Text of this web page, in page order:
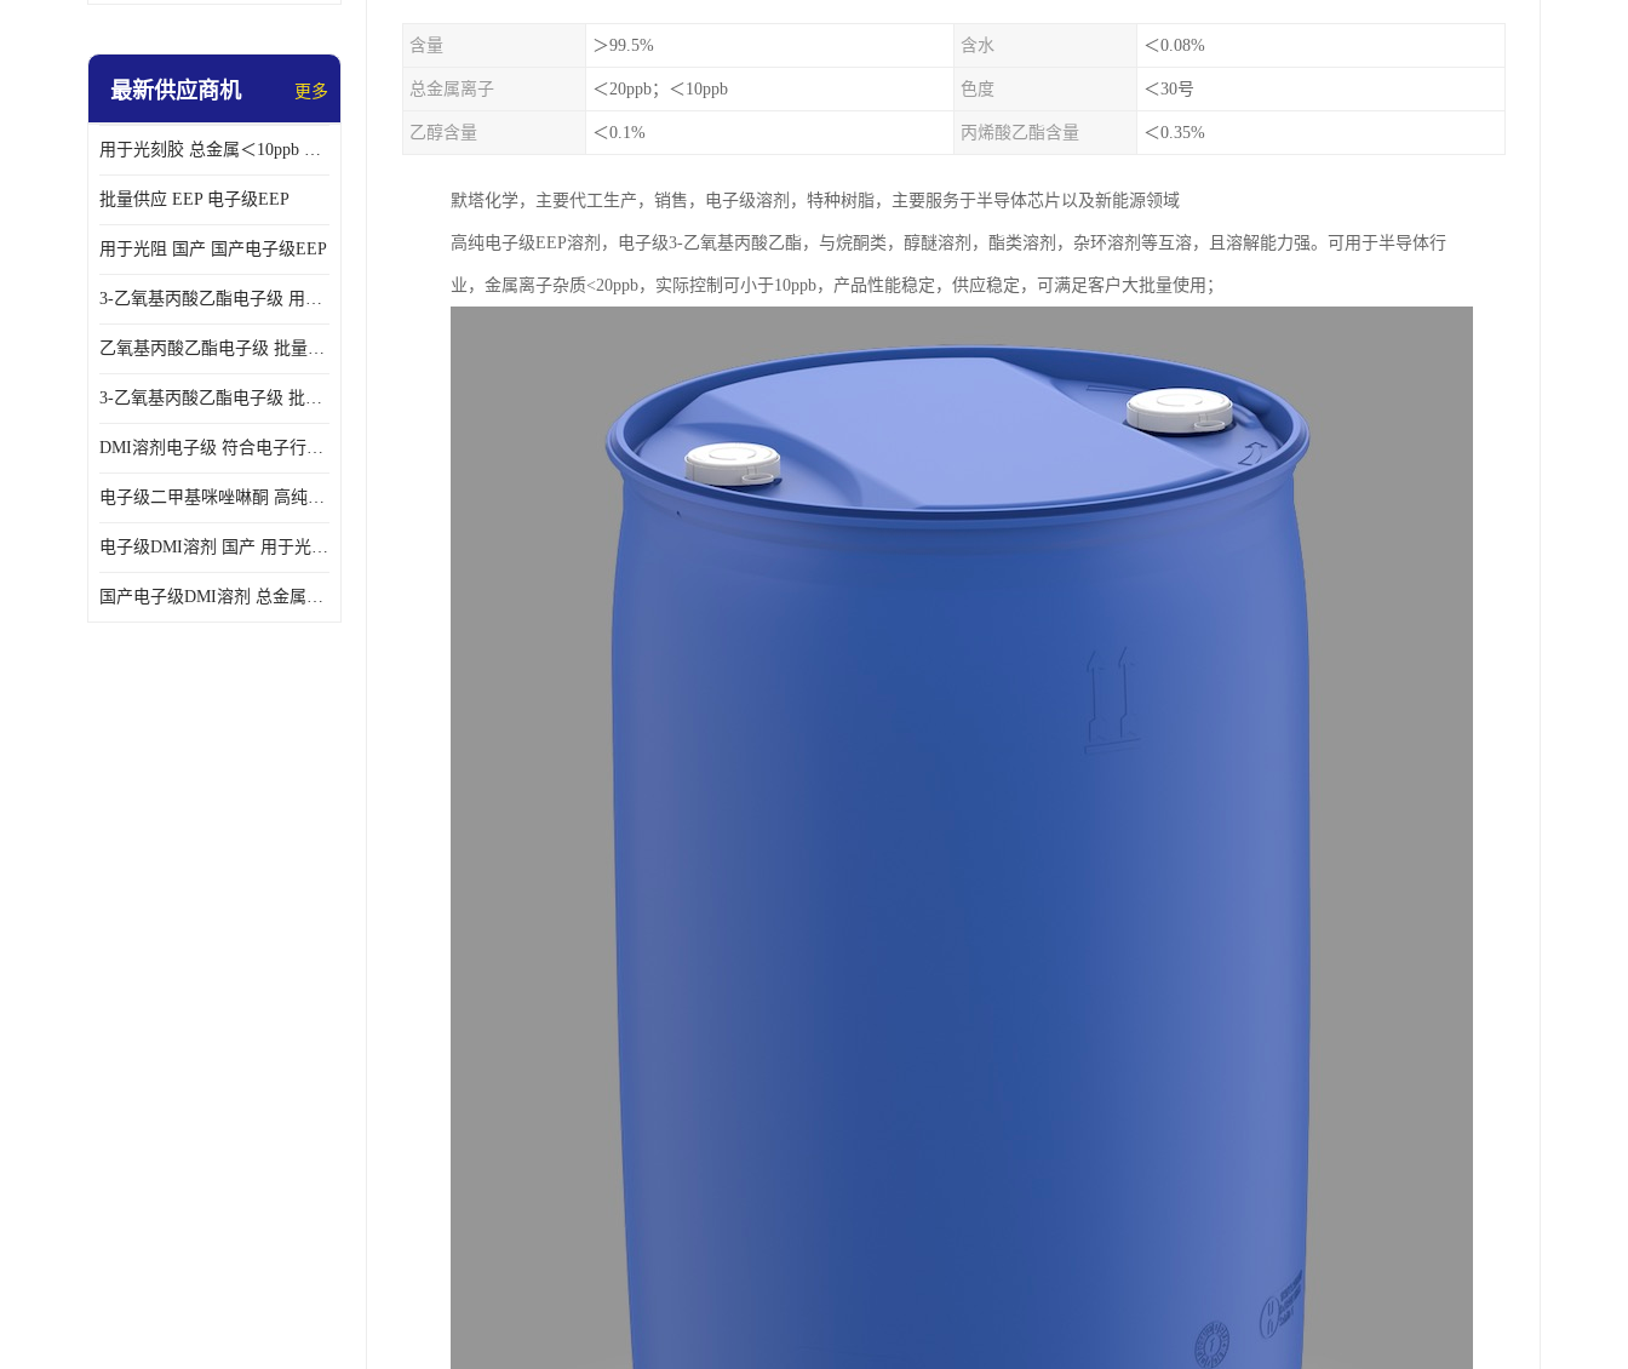
最新供应商机 更多
用于光刻胶 总金属＜10ppb 电子级EEP溶剂
批量供应 EEP 电子级EEP
用于光阻 国产 国产电子级EEP
3-乙氧基丙酸乙酯电子级 用于剥离液 国产
乙氧基丙酸乙酯电子级 批量供应 电子级
3-乙氧基丙酸乙酯电子级 批量供应
DMI溶剂电子级 符合电子行业要求
电子级二甲基咪唑啉酮 高纯度 用于光阻
电子级DMI溶剂 国产 用于光刻胶
国产电子级DMI溶剂 总金属小于20ppb 用于半导体清洗
含量 ＞99.5% 含水 ＜0.08%
总金属离子 ＜20ppb；＜10ppb 色度 ＜30号
乙醇含量 ＜0.1% 丙烯酸乙酯含量 ＜0.35%
默塔化学，主要代工生产，销售，电子级溶剂，特种树脂，主要服务于半导体芯片以及新能源领域
高纯电子级EEP溶剂，电子级3-乙氧基丙酸乙酯，与烷酮类，醇醚溶剂，酯类溶剂，杂环溶剂等互溶，且溶解能力强。可用于半导体行
业，金属离子杂质<20ppb，实际控制可小于10ppb，产品性能稳定，供应稳定，可满足客户大批量使用；